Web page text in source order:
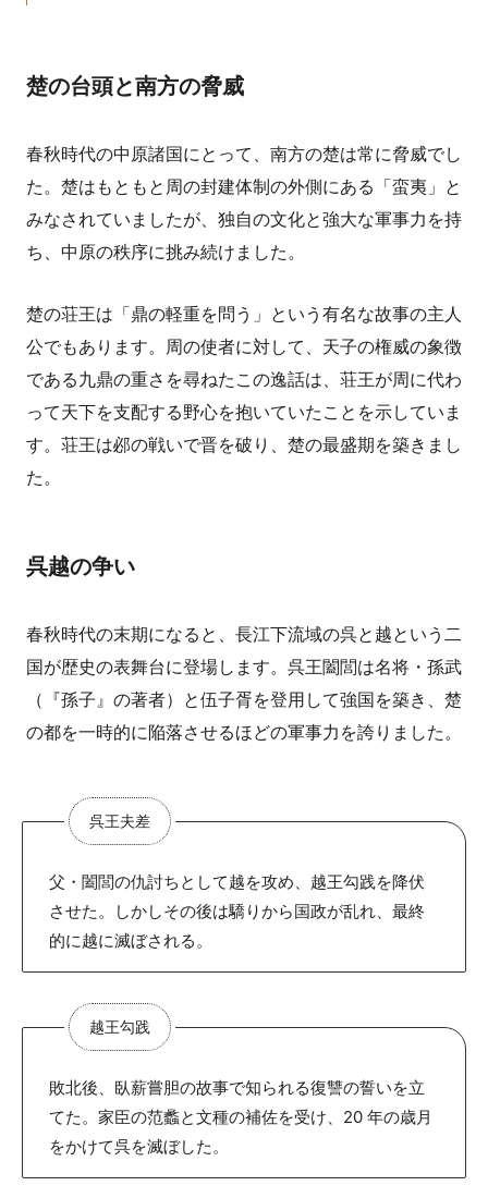
楚の台頭と南方の脅威
春秋時代の中原諸国にとって、南方の楚は常に脅威でし
た。楚はもともと周の封建体制の外側にある「蛮夷」と
みなされていましたが、独自の文化と強大な軍事力を持
ち、中原の秩序に挑み続けました。
楚の荘王は「鼎の軽重を問う」という有名な故事の主人
公でもあります。周の使者に対して、天子の権威の象徴
である九鼎の重さを尋ねたこの逸話は、荘王が周に代わ
って天下を支配する野心を抱いていたことを示していま
す。荘王は邲の戦いで晋を破り、楚の最盛期を築きまし
た。
呉越の争い
春秋時代の末期になると、長江下流域の呉と越という二
国が歴史の表舞台に登場します。呉王闔閭は名将・孫武
（『孫子』の著者）と伍子胥を登用して強国を築き、楚
の都を一時的に陥落させるほどの軍事力を誇りました。
呉王夫差
父・闔閭の仇討ちとして越を攻め、越王勾践を降伏
させた。しかしその後は驕りから国政が乱れ、最終
的に越に滅ぼされる。
越王勾践
敗北後、臥薪嘗胆の故事で知られる復讐の誓いを立
てた。家臣の范蠡と文種の補佐を受け、20 年の歳月
をかけて呉を滅ぼした。